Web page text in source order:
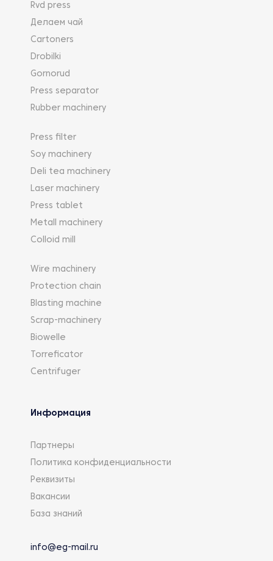
Rvd press
Делаем чай
Cartoners
Drobilki
Gornorud
Press separator
Rubber machinery
Press filter
Soy machinery
Deli tea machinery
Laser machinery
Press tablet
Metall machinery
Colloid mill
Wire machinery
Protection chain
Blasting machine
Scrap-machinery
Biowelle
Torreficator
Centrifuger
Информация
Партнеры
Политика конфиденциальности
Реквизиты
Вакансии
База знаний
info@eg-mail.ru